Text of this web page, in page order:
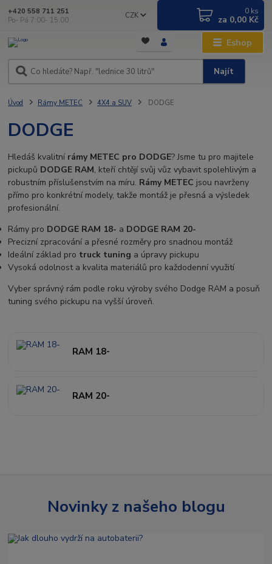
Eshop
CZK
Najít
+420 558 711 251
Po- Pá 7:00- 15:00
0 ks
za 0,00 Kč
Úvod Rámy METEC 4X4 a SUV DODGE
DODGE
Hledáš kvalitní rámy METEC pro DODGE? Jsme tu pro majitele
pickupů DODGE RAM, kteří chtějí svůj vůz vybavit spolehlivým a
robustním příslušenstvím na míru. Rámy METEC jsou navrženy
přímo pro konkrétní modely, takže montáž je přesná a výsledek
profesionální.
Rámy pro DODGE RAM 18- a DODGE RAM 20-
Precizní zpracování a přesné rozměry pro snadnou montáž
Ideální základ pro truck tuning a úpravy pickupu
Vysoká odolnost a kvalita materiálů pro každodenní využití
Vyber správný rám podle roku výroby svého Dodge RAM a posuň
tuning svého pickupu na vyšší úroveň.
RAM 18-
RAM 20-
Novinky z našeho blogu